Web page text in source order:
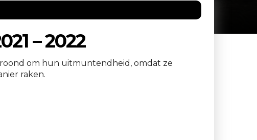
– 2022
om hun uitmuntendheid, omdat ze
raken.